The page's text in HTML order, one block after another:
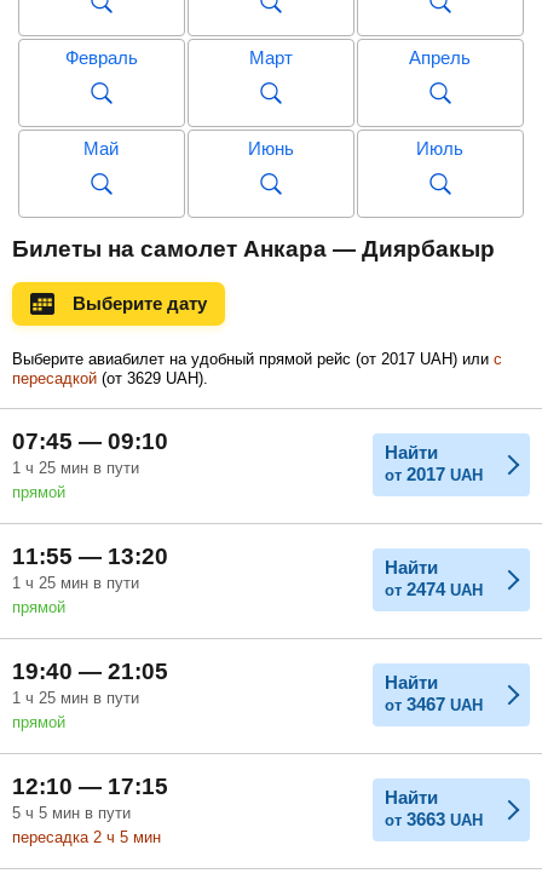
Февраль Март Апрель
Май Июнь Июль
Сентябрь Октябрь
Ноябрь
Билеты на самолет Анкара — Диярбакыр
Выберите дату
Выберите авиабилет на удобный прямой рейс (от 2017 UAH) или с
пересадкой (от 3629 UAH).
07:45 — 09:10
1 ч 25 мин в пути
прямой
Найти
от 2017 UAH
11:55 — 13:20
1 ч 25 мин в пути
прямой
Найти
от 2474 UAH
19:40 — 21:05
1 ч 25 мин в пути
прямой
Найти
от 3467 UAH
12:10 — 17:15
5 ч 5 мин в пути
пересадка 2 ч 5 мин
Найти
от 3663 UAH